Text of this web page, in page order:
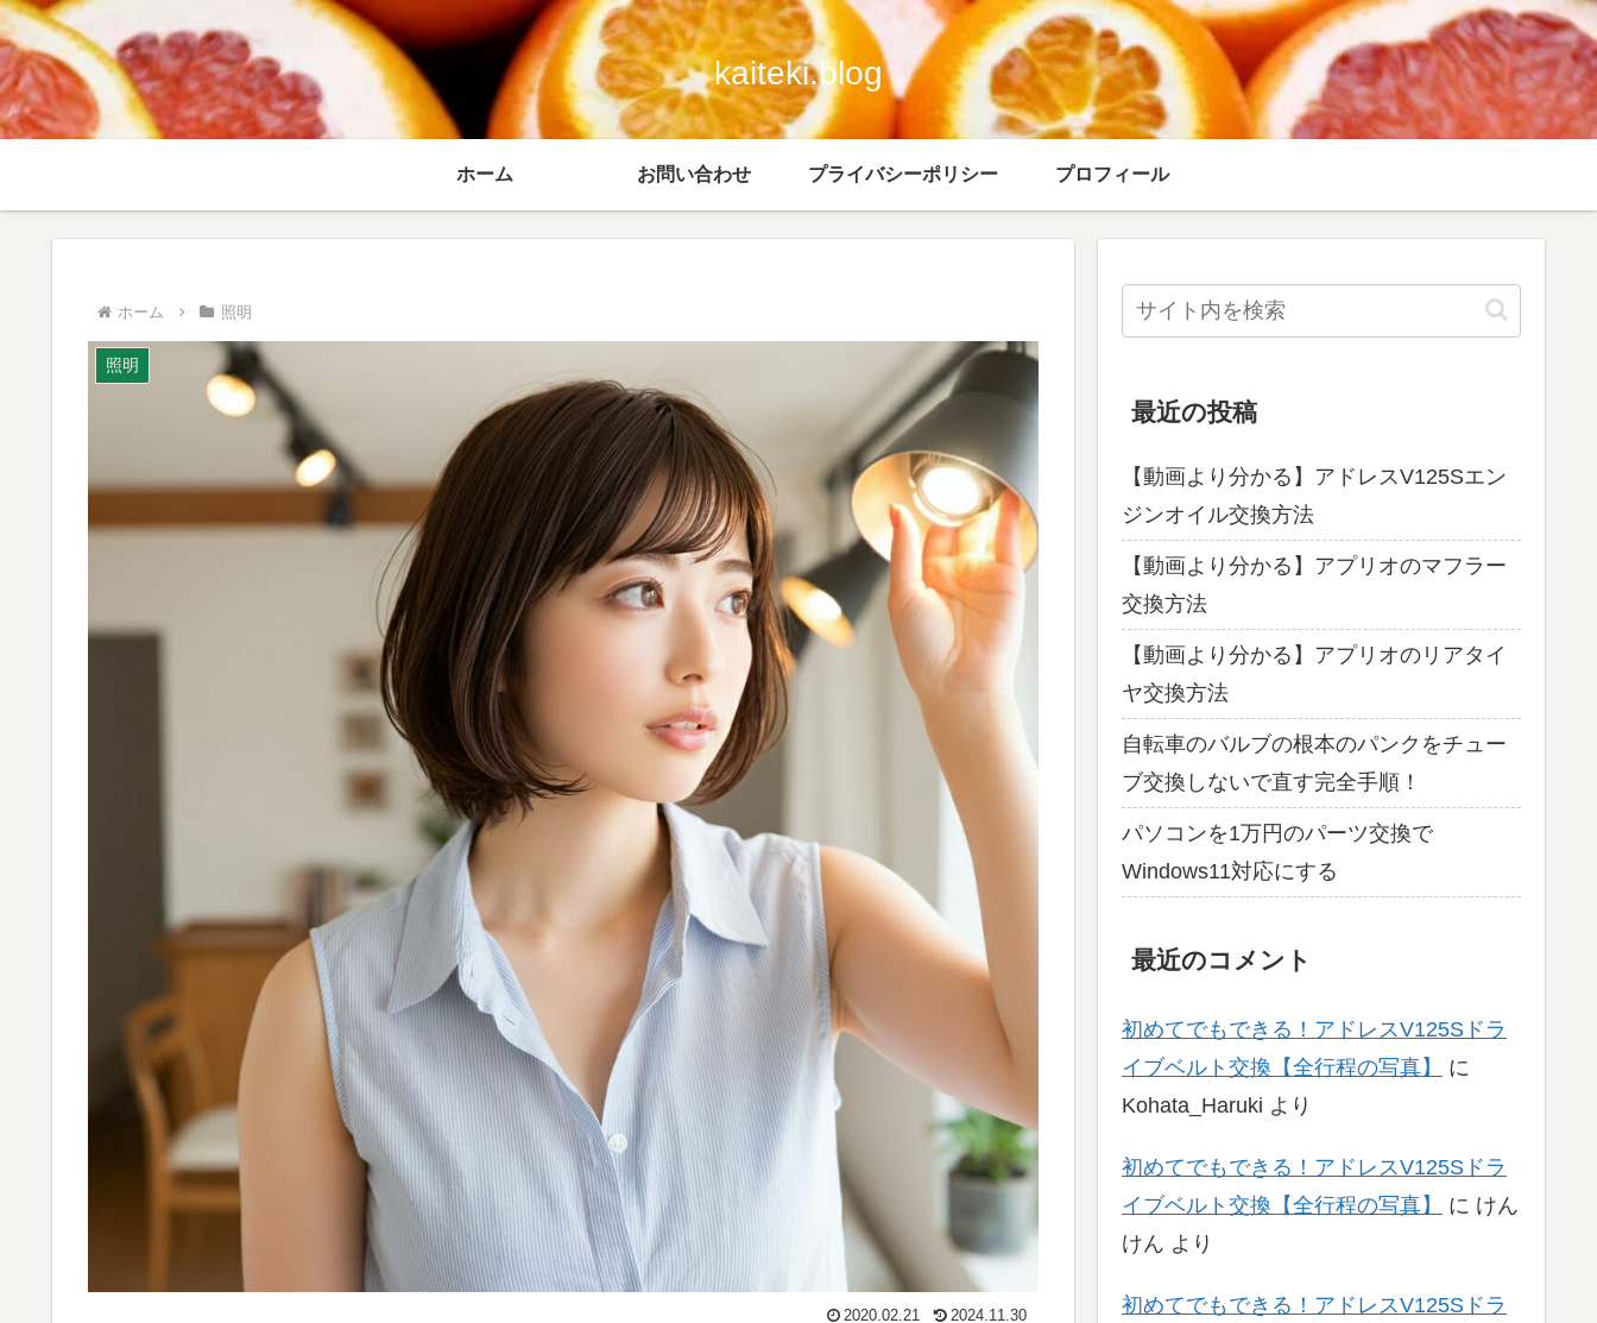
kaiteki.blog
ホーム お問い合わせ プライバシーポリシー プロフィール
ホーム 照明
照明
2020.02.21 2024.11.30
最近の投稿
【動画より分かる】アドレスV125Sエン
ジンオイル交換方法
【動画より分かる】アプリオのマフラー
交換方法
【動画より分かる】アプリオのリアタイ
ヤ交換方法
自転車のバルブの根本のパンクをチュー
ブ交換しないで直す完全手順！
パソコンを1万円のパーツ交換で
Windows11対応にする
最近のコメント
初めてでもできる！アドレスV125Sドラ
イブベルト交換【全行程の写真】
に
Kohata_Haruki より
初めてでもできる！アドレスV125Sドラ
イブベルト交換【全行程の写真】
に けん
けん より
初めてでもできる！アドレスV125Sドラ